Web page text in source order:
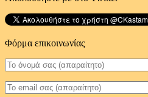
Φόρμα επικοινωνίας